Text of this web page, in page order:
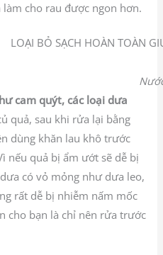
cho rau được ngon hơn.
cam quýt, các loại dưa
quả, sau khi rửa lại bằng
dùng khăn lau khô trước
nếu quả bị ẩm ướt sẽ dễ bị
có vỏ mỏng như dưa leo,
rất dễ bị nhiễm nấm mốc
cho bạn là chỉ nên rửa trước